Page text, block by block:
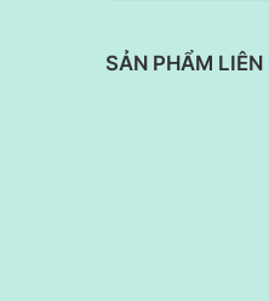
SẢN PHẨM LIÊN